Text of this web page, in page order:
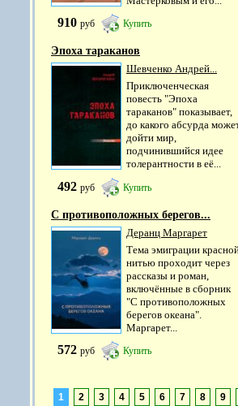
910 руб Купить
Эпоха тараканов
Шевченко Андрей...
Приключенческая
повесть "Эпоха
тараканов" показывает,
до какого абсурда
дойти мир,
подчинившийся идее
толерантности в её...
492 руб Купить
С противоположных берегов...
Деранц Маргарет
Тема эмиграции
нитью проходит через
рассказы и роман,
включённые в сборник
"С противоположных
берегов океана".
Маргарeт...
572 руб Купить
1 2 3 4 5 6 7 8 9